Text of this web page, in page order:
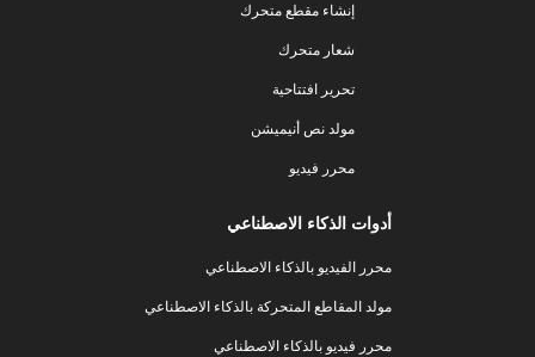
إنشاء مقطع متحرك
شعار متحرك
تحرير افتتاحية
مولد نص أنيميشن
محرر فيديو
أدوات الذكاء الاصطناعي
محرر الفيديو بالذكاء الاصطناعي
مولد المقاطع المتحركة بالذكاء الاصطناعي
محرر فيديو بالذكاء الاصطناعي